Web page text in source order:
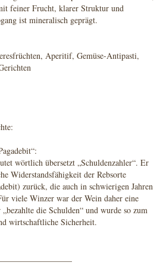
feiner Frucht, klarer Struktur und
ist mineralisch geprägt.
Aperitif, Gemüse-Antipasti,
wörtlich übersetzt „Schuldenzahler“. Er
Widerstandsfähigkeit der Rebsorte
zurück, die auch in schwierigen Jahren
viele Winzer war der Wein daher eine
die Schulden“ und wurde so zum
wirtschaftliche Sicherheit.